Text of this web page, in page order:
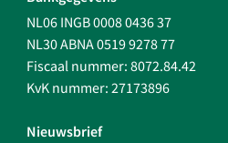
NL06 INGB 0008 0436 37
NL30 ABNA 0519 9278 77
Fiscaal nummer: 8072.84.42
KvK nummer: 27173896
Nieuwsbrief